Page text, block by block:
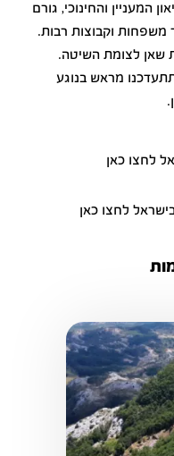
המעניין והחינוכי, גורם
משפחות וקבוצות רבות.
על כביש 669, בין בית שאן לצומת השיטה.
מראש בנוגע
לחצו כאן
לחצו כאן